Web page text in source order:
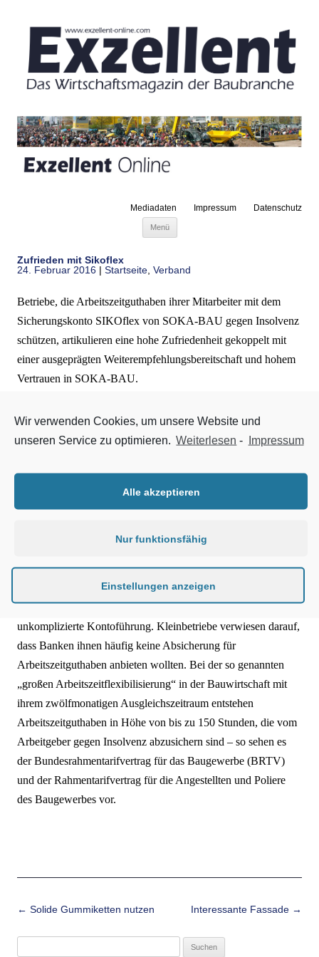
Mediadaten Impressum Datenschutz
Menü
Zufrieden mit Sikoflex
24. Februar 2016 | Startseite Verband
Betriebe, die Arbeitszeitguthaben ihrer Mitarbeiter mit dem
Sicherungskonto SIKOflex von SOKA-BAU gegen Insolvenz
schützen, artikulieren eine hohe Zufriedenheit gekoppelt mit
einer ausgeprägten Weiterempfehlungsbereitschaft und hohem
Vertrauen in SOKA-BAU.
Das sind die wichtigsten Ergebnisse einer aktuellen
Kundenbefragung von SOKA-BAU. Befragt wurden 57
waren Unternehmen mit maximal 15 Mitarbeitern, 17 % der
Unternehmen haben 50 und mehr Mitarbeiter. Auf einer Skala
von eins bis fünf zeigen sich 96 % der Befragten sehr zufrieden
Empfehlung ausgesprochen. Die wichtigsten Kriterien bei der
Entscheidung für SIKOflex waren das Vertrauen und die
Bekanntheit von SOKA-BAU sowie die einfache und
unkomplizierte Kontoführung. Kleinbetriebe verwiesen darauf,
dass Banken ihnen häufig keine Absicherung für
Arbeitszeitguthaben anbieten wollten. Bei der so genannten
„großen Arbeitszeitflexibilisierung“ in der Bauwirtschaft mit
ihrem zwölfmonatigen Ausgleichszeitraum entstehen
Arbeitszeitguthaben in Höhe von bis zu 150 Stunden, die vom
Arbeitgeber gegen Insolvenz abzusichern sind – so sehen es
der Bundesrahmentarifvertrag für das Baugewerbe (BRTV)
und der Rahmentarifvertrag für die Angestellten und Poliere
des Baugewerbes vor.
Beitrags-Navigation
← Solide Gummiketten nutzen Interessante Fassade →
Wir verwenden Cookies, um unsere Website und
unseren Service zu optimieren. Weiterlesen - Impressum
Alle akzeptieren
Nur funktionsfähig
Einstellungen anzeigen